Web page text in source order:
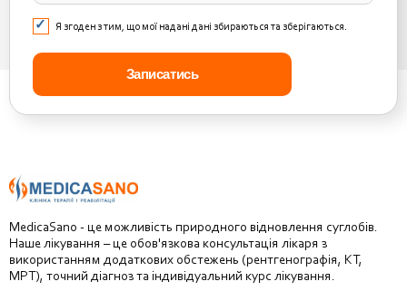
Я згоден з тим, що мої надані дані збираються та зберігаються.
MedicaSano - це можливість природного відновлення суглобів.
Наше лікування – це обов'язкова консультація лікаря з
використанням додаткових обстежень (рентгенографія, КТ,
МРТ), точний діагноз та індивідуальний курс лікування.